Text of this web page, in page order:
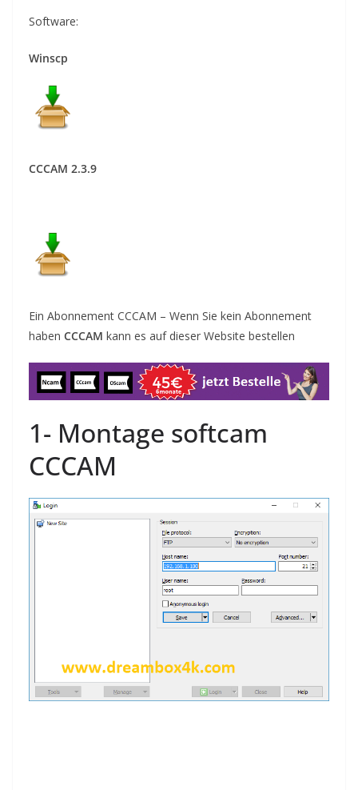
Software:
Winscp
CCCAM 2.3.9
Ein Abonnement CCCAM – Wenn Sie kein Abonnement
haben CCCAM kann es auf dieser Website bestellen
1- Montage softcam
CCCAM